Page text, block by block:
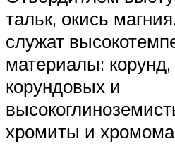
тальк, окись
служат
материалы:
корундовых и
хромиты и